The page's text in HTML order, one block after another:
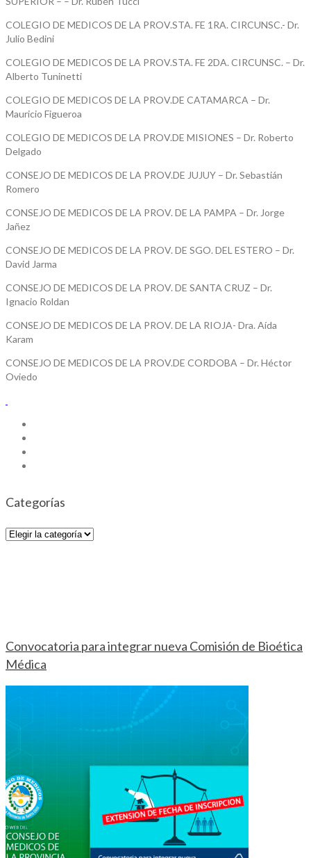
COLEGIO DE MEDICOS DE LA PROV.STA. FE 1RA. CIRCUNSC.- Dr.
Julio Bedini
COLEGIO DE MEDICOS DE LA PROV.STA. FE 2DA. CIRCUNSC. – Dr.
Alberto Tuninetti
COLEGIO DE MEDICOS DE LA PROV.DE CATAMARCA – Dr.
Mauricio Figueroa
COLEGIO DE MEDICOS DE LA PROV.DE MISIONES – Dr. Roberto
Delgado
CONSEJO DE MEDICOS DE LA PROV.DE JUJUY – Dr. Sebastián
Romero
CONSEJO DE MEDICOS DE LA PROV. DE LA PAMPA – Dr. Jorge
Jañez
CONSEJO DE MEDICOS DE LA PROV. DE SGO. DEL ESTERO – Dr.
David Jarma
CONSEJO DE MEDICOS DE LA PROV. DE SANTA CRUZ – Dr.
Ignacio Roldan
CONSEJO DE MEDICOS DE LA PROV. DE LA RIOJA- Dra. Aída
Karam
CONSEJO DE MEDICOS DE LA PROV.DE CORDOBA – Dr. Héctor
Oviedo
Categorías
Categorías
Convocatoria para integrar nueva Comisión de Bioética
Médica